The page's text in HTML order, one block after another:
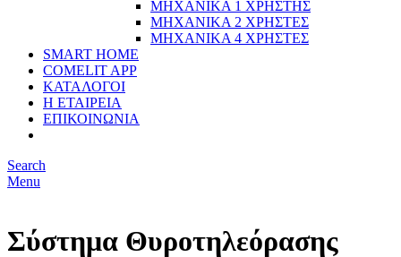
ΜΗΧΑΝΙΚΑ 1 ΧΡΗΣΤΗΣ
ΜΗΧΑΝΙΚΑ 2 ΧΡΗΣΤΕΣ
ΜΗΧΑΝΙΚΑ 4 ΧΡΗΣΤΕΣ
SMART HOME
COMELIT APP
ΚΑΤΑΛΟΓΟΙ
Η ΕΤΑΙΡΕΙΑ
ΕΠΙΚΟΙΝΩΝΙΑ
Search
Menu
Σύστημα Θυροτηλεόρασης